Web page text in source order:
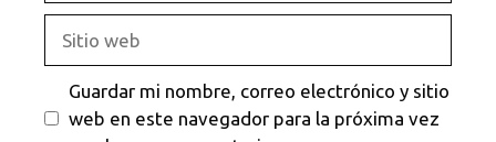
Guardar mi nombre, correo electrónico y sitio
web en este navegador para la próxima vez